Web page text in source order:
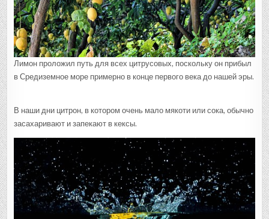
Лимон проложил путь для всех цитрусовых, поскольку он прибыл
в Средиземное море примерно в конце первого века до нашей эры.
В наши дни цитрон, в котором очень мало мякоти или сока, обычно
засахаривают и запекают в кексы.